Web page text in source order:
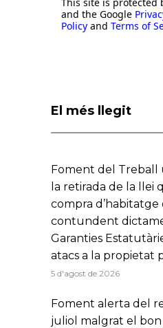
and the Google
Policy and Terms of
El més llegit
Foment del Treball
la retirada de la llei
compra d’habitatge
contundent
Garanties
atacs a la propietat
5 d'agost de 2026
Foment alerta del
juliol malgrat el